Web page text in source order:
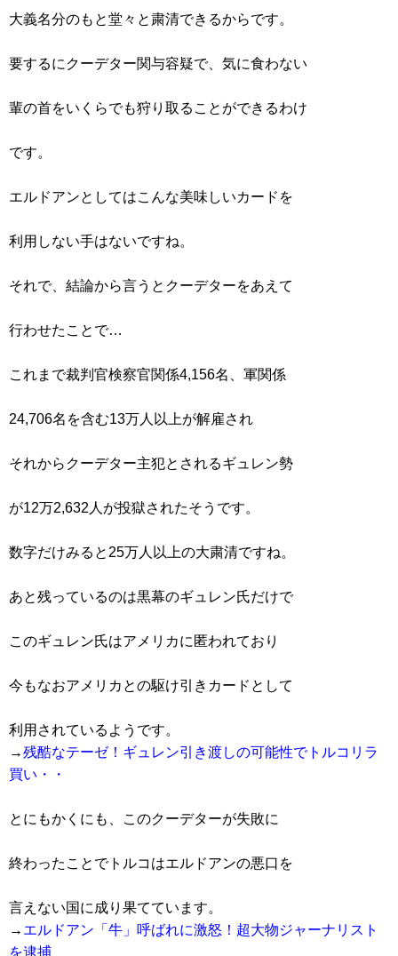
大義名分のもと堂々と粛清できるからです。
要するにクーデター関与容疑で、気に食わない
輩の首をいくらでも狩り取ることができるわけ
です。
エルドアンとしてはこんな美味しいカードを
利用しない手はないですね。
それで、結論から言うとクーデターをあえて
行わせたことで…
これまで裁判官検察官関係4,156名、軍関係
24,706名を含む13万人以上が解雇され
それからクーデター主犯とされるギュレン勢
が12万2,632人が投獄されたそうです。
数字だけみると25万人以上の大粛清ですね。
あと残っているのは黒幕のギュレン氏だけで
このギュレン氏はアメリカに匿われており
今もなおアメリカとの駆け引きカードとして
利用されているようです。
→残酷なテーゼ！ギュレン引き渡しの可能性でトルコリラ
買い・・
とにもかくにも、このクーデターが失敗に
終わったことでトルコはエルドアンの悪口を
言えない国に成り果てています。
→ エルドアン「牛」呼ばれに激怒！超大物ジャーナリスト
を逮捕